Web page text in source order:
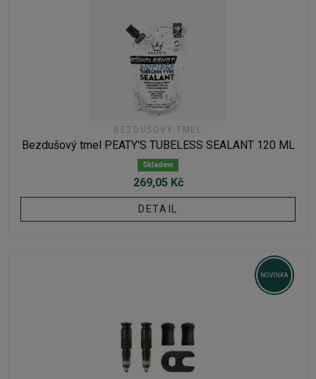
BEZDUŠOVÝ TMEL
Bezdušový tmel PEATY'S TUBELESS SEALANT 120 ML
Skladem
269,05 Kč
DETAIL
NOVINKA